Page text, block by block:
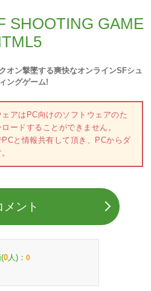
SHOOTING GAME
オン撃墜する爽快なオンラインSFシュ
ングゲーム!
アはPC向けのソフトウェアのた
ードすることができません。
と情報共有して頂き、PCからダ
メント
0 人)： 0